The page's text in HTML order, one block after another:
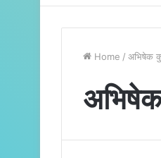
Home / अभिषेक
अभिषेक